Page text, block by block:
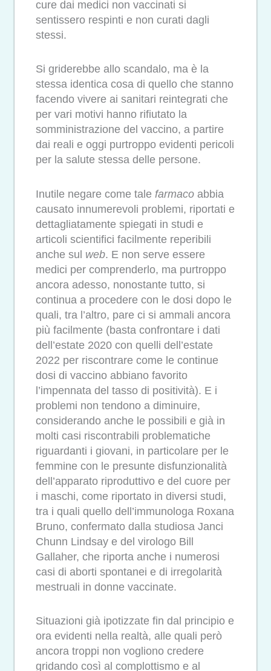
cure dai medici non vaccinati si
sentissero respinti e non curati dagli
stessi.
Si griderebbe allo scandalo, ma è la
stessa identica cosa di quello che stanno
facendo vivere ai sanitari reintegrati che
per vari motivi hanno rifiutato la
somministrazione del vaccino, a partire
dai reali e oggi purtroppo evidenti pericoli
per la salute stessa delle persone.
Inutile negare come tale farmaco abbia
causato innumerevoli problemi, riportati e
dettagliatamente spiegati in studi e
articoli scientifici facilmente reperibili
anche sul web. E non serve essere
medici per comprenderlo, ma purtroppo
ancora adesso, nonostante tutto, si
continua a procedere con le dosi dopo le
quali, tra l’altro, pare ci si ammali ancora
più facilmente (basta confrontare i dati
dell’estate 2020 con quelli dell’estate
2022 per riscontrare come le continue
dosi di vaccino abbiano favorito
l’impennata del tasso di positività). E i
problemi non tendono a diminuire,
considerando anche le possibili e già in
molti casi riscontrabili problematiche
riguardanti i giovani, in particolare per le
femmine con le presunte disfunzionalità
dell’apparato riproduttivo e del cuore per
i maschi, come riportato in diversi studi,
tra i quali quello dell’immunologa Roxana
Bruno, confermato dalla studiosa Janci
Chunn Lindsay e del virologo Bill
Gallaher, che riporta anche i numerosi
casi di aborti spontanei e di irregolarità
mestruali in donne vaccinate.
Situazioni già ipotizzate fin dal principio e
ora evidenti nella realtà, alle quali però
ancora troppi non vogliono credere
gridando così al complottismo e al